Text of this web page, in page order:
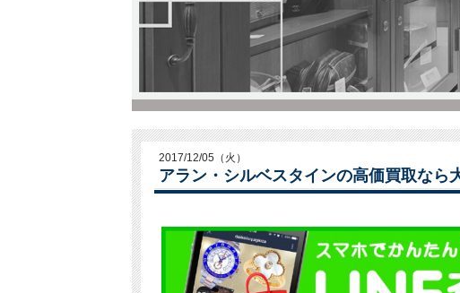
2017/12/05（火）
アラン・シルベスタインの高価買取なら